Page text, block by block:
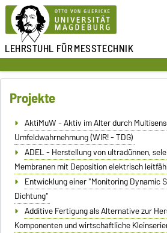
LEHRSTUHL FÜRMESSTECHNIK
Projekte
AktiMuW - Aktiv im Alter durch
Umfeldwahrnehmung (WIR! - TDG)
ADEL - Herstellung von ultradünnen,
Membranen mit Deposition elektrisch
Entwicklung einer "Monitoring Dynamic
Dichtung"
Additive Fertigung als Alternative zur
Komponenten und wirtschaftliche